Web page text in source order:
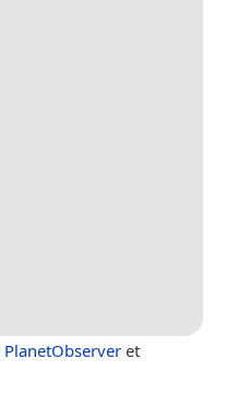
PlanetObserver et